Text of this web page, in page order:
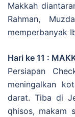
Makkah
Rahman,
memperbanyak
Hari ke 11 :
Persiapan
meningalkan
darat. Tiba di
qhisos, makam